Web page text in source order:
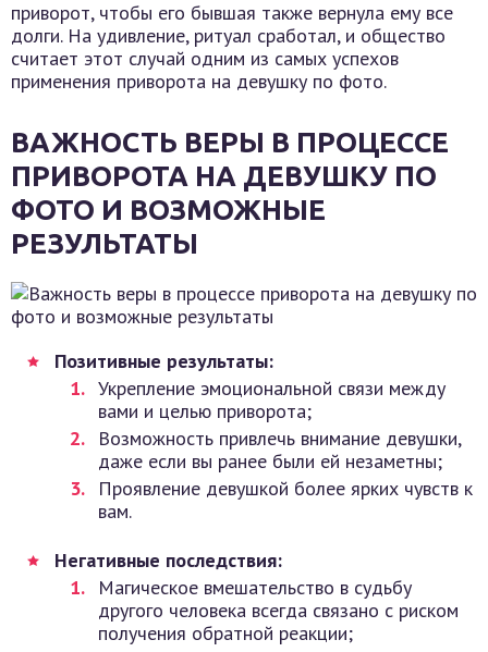
приворот, чтобы его бывшая также вернула ему все
долги. На удивление, ритуал сработал, и общество
считает этот случай одним из самых успехов
применения приворота на девушку по фото.
ВАЖНОСТЬ ВЕРЫ В ПРОЦЕССЕ
ПРИВОРОТА НА ДЕВУШКУ ПО
ФОТО И ВОЗМОЖНЫЕ
РЕЗУЛЬТАТЫ
Позитивные результаты:
Укрепление эмоциональной связи между
вами и целью приворота;
Возможность привлечь внимание девушки,
даже если вы ранее были ей незаметны;
Проявление девушкой более ярких чувств к
вам.
Негативные последствия:
Магическое вмешательство в судьбу
другого человека всегда связано с риском
получения обратной реакции;